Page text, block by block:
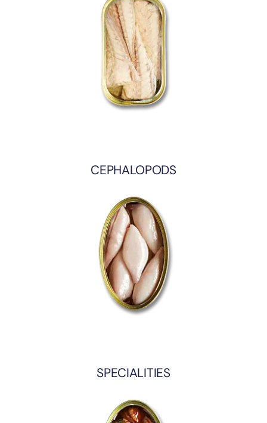
CEPHALOPODS
SPECIALITIES